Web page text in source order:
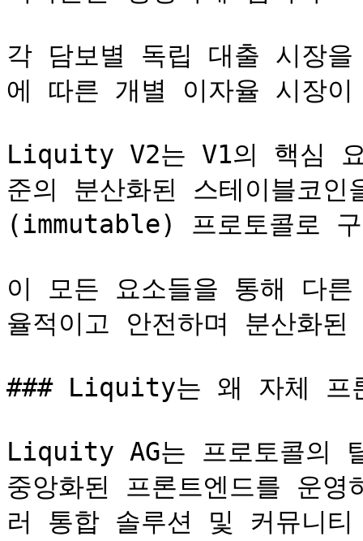
각 담보별 독립 대출 시장
에 따른 개별 이자율 시장
Liquity V2는 V1의 핵심
준의 분산화된 스테이블코
(immutable) 프로토콜로 구
이 모든 요소들을 통해 다
율적이고 안전하며 분산화
### Liquity는 왜 자체 프
Liquity AG는 프로토콜의
중앙화된 프론트엔드를 운
러 통합 솔루션 및 커뮤니